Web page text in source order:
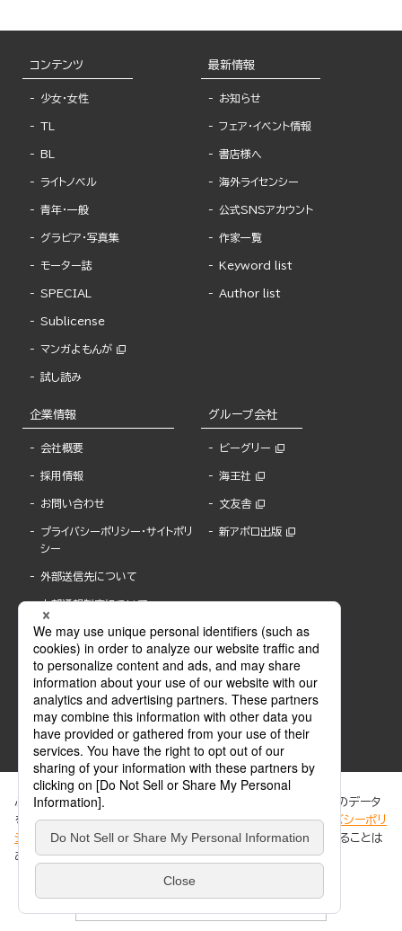
コンテンツ
少女・女性
TL
BL
ライトノベル
青年・一般
グラビア・写真集
モーター誌
SPECIAL
Sublicense
マンガよもんが
試し読み
最新情報
お知らせ
フェア・イベント情報
書店様へ
海外ライセンシー
公式SNSアカウント
作家一覧
Keyword list
Author list
企業情報
会社概要
採用情報
お問い合わせ
プライバシーポリシー・サイトポリ
シー
外部送信先について
内部通報制度について
グループ会社
ビーグリー
海王社
文友舎
新アポロ出版
ABJマークは、この電子書店・電子書籍配信サービスが、著作権者からコンテンツ使用許諾を
得た正規版配信サービスであることを示す登録商標(登録番号 第6091713号)です。
ABJマークの詳細、ABJマークを掲示しているサービスの一覧はこちら。
ぶんか社が運営するサイトでは、利便性向上のためにCookie等のデータ
を使用しています。 当社のCookieについての詳細は、「プライバシーポリ
シー
」をご覧ください。当サイトでは、訪問者の個人情報を追跡することは
ありません。